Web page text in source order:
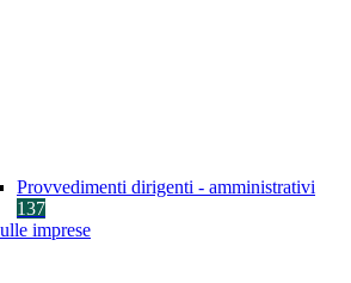
Provvedimenti dirigenti - amministrativi
137
imprese